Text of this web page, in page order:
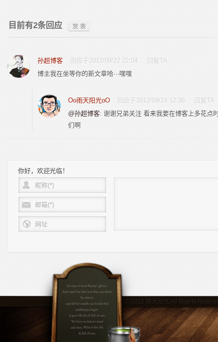
目前有2条回应
孙超博客 回应于2012/09/22 22:04
回复TA
博主我在坐等你的新文章哈···嘿嘿
Oo雨天阳光oO 回应于2012/09/24 12:36
回复TA
@孙超博客: 谢谢兄弟关注 看来我要在博客上多花点
们啊
你好，欢迎光临！
昵称(*)
邮箱(*)
网址
© 2012 雨天阳光All Rights